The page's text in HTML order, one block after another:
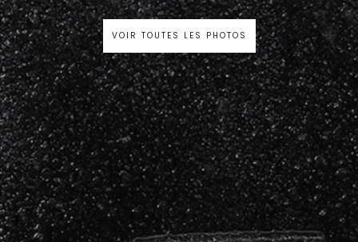
VOIR TOUTES LES PHOTOS